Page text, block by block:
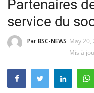
Contact
A propos
Témoignage
Partenaires
service du
Par BSC-NEWS May 20,
Mis à